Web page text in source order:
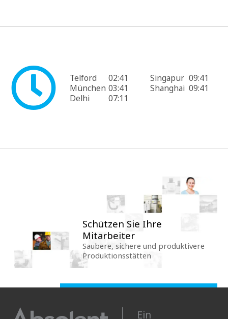
Telford
02:41
München 03:41
Delhi
07:11
Singapur 09:41
Shanghai 09:41
Schützen Sie Ihre
Mitarbeiter
Saubere, sichere und produktivere
Produktionsstätten
Ein